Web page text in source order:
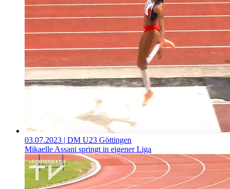
03.07.2023 | DM U23 Göttingen
Mikaelle Assani springt in eigener Liga